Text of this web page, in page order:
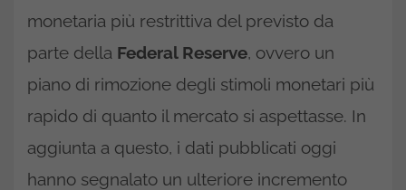
monetaria più restrittiva del previsto da
parte della Federal Reserve, ovvero un
piano di rimozione degli stimoli monetari più
rapido di quanto il mercato si aspettasse. In
aggiunta a questo, i dati pubblicati oggi
hanno segnalato un ulteriore incremento